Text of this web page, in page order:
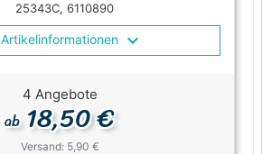
25343C, 6110890
Artikelinformationen
4 Angebote
ab18,50 €
Versand: 5,90 €